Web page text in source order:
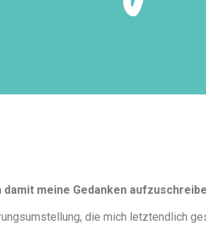
damit meine Gedanken
die mich letztendlich